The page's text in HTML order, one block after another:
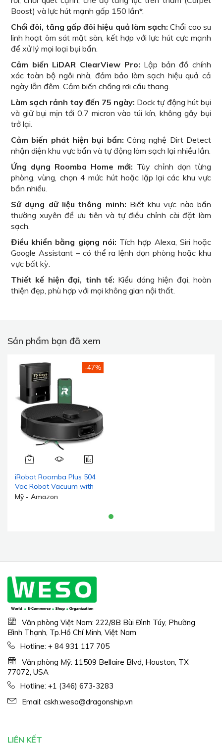
Boost) và lực hút mạnh gấp 150 lần*.
Chổi đôi, tăng gấp đôi hiệu quả làm sạch: Chổi cao su
linh hoạt ôm sát mặt sàn, kết hợp với lực hút cực mạnh
để xử lý mọi loại bụi bẩn.
Cảm biến LiDAR ClearView Pro: Lập bản đồ chính
xác toàn bộ ngôi nhà, đảm bảo làm sạch hiệu quả cả
ngày lẫn đêm. Cảm biến chống rơi cầu thang.
Làm sạch rảnh tay đến 75 ngày: Dock tự động hút bụi
và giữ bụi mịn tới 0.7 micron vào túi kín, không gây bụi
trở lại.
Cảm biến phát hiện bụi bẩn: Công nghệ Dirt Detect
nhận diện khu vực bẩn và tự động làm sạch lại nhiều lần.
Ứng dụng Roomba Home mới: Tùy chỉnh dọn từng
phòng, vùng, chọn 4 mức hút hoặc lặp lại các khu vực
bẩn nhiều.
Sử dụng dữ liệu thông minh: Biết khu vực nào bẩn
thường xuyên để ưu tiên và tự điều chỉnh cài đặt làm
sạch.
Điều khiển bằng giọng nói: Tích hợp Alexa, Siri hoặc
Google Assistant – có thể ra lệnh dọn phòng hoặc khu
vực bất kỳ.
Thiết kế hiện đại, tinh tế: Kiểu dáng hiện đại, hoàn
thiện đẹp, phù hợp với mọi không gian nội thất.
Sản phẩm bạn đã xem
-47%
iRobot Roomba Plus 504
Vac Robot Vacuum with
AutoEmpty Dock - Lực hút
Mỹ - Amazon
Văn phòng Việt Nam: 222/8B Bùi Đình Túy, Phường
Bình Thạnh, Tp.Hồ Chí Minh, Việt Nam
Hotline: + 84 931 117 705
Văn phòng Mỹ: 11509 Bellaire Blvd, Houston, TX
77072, USA
Hotline: +1 (346) 673-3283
Email: cskh.weso@dragonship.vn
LIÊN KẾT